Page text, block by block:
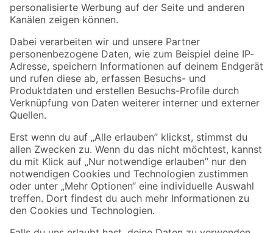
Folge uns
Zahlungsarten Versandarten
Sicher einkaufen
Jetzt die toom-App herunterladen